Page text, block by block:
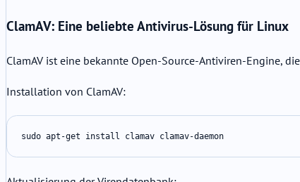
ClamAV: Eine beliebte Antivirus-Lösung für Linux
ClamAV ist eine bekannte Open-Source-Antiviren-Engine,
Installation von ClamAV:
sudo apt-get install clamav clamav-daemon